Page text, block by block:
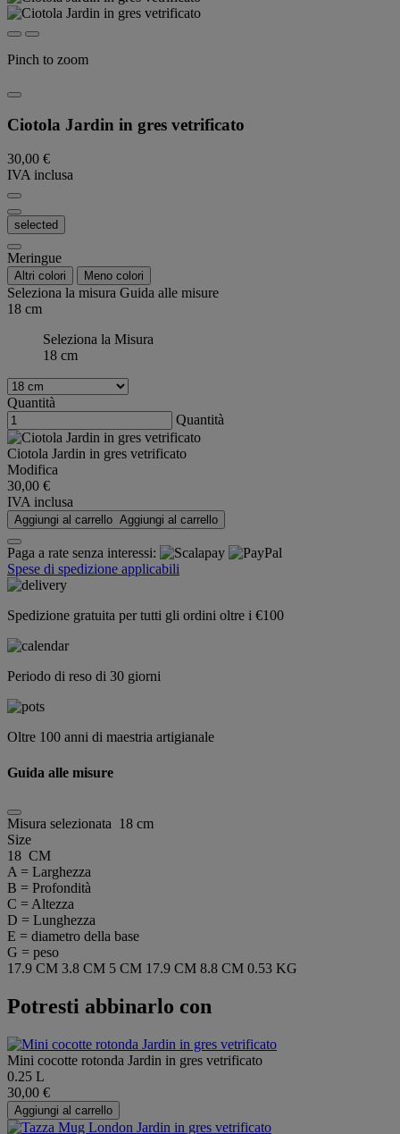
Pinch to zoom
Ciotola Jardin in gres vetrificato
30,00 €
IVA inclusa
selected
Meringue
Altri colori Meno colori
Seleziona la misura Guida alle misure
18 cm
Seleziona la Misura
18 cm
Quantità
Quantità
Ciotola Jardin in gres vetrificato
Modifica
30,00 €
IVA inclusa
Aggiungi al carrello Aggiungi al carrello
Paga a rate senza interessi:
Spese di spedizione applicabili
Spedizione gratuita per tutti gli ordini oltre i €100
Periodo di reso di 30 giorni
Oltre 100 anni di maestria artigianale
Guida alle misure
Misura selezionata 18 cm
Size
18 CM
A = Larghezza
B = Profondità
C = Altezza
D = Lunghezza
E = diametro della base
G = peso
17.9 CM 3.8 CM 5 CM 17.9 CM 8.8 CM 0.53 KG
Potresti abbinarlo con
Mini cocotte rotonda Jardin in gres vetrificato
0.25 L
30,00 €
Aggiungi al carrello